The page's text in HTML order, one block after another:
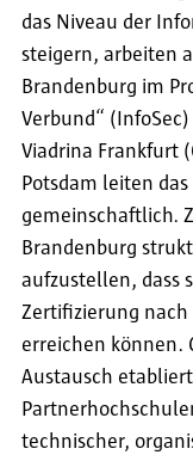
das Niveau der
steigern, arbeiten
Brandenburg im
Verbund“
Viadrina Frankfurt
Potsdam leiten
gemeinschaftlich.
Brandenburg
aufzustellen, dass
Zertifizierung nach
erreichen können.
Austausch
technischer,